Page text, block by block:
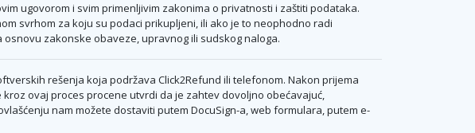
ugovorom i svim primenljivim zakonima o privatnosti i zaštiti podataka.
svrhom za koju su podaci prikupljeni, ili ako je to neophodno radi
zakonske obaveze, upravnog ili sudskog naloga.
rešenja koja podržava Click2Refund ili telefonom. Nakon prijema
ovaj proces procene utvrdi da je zahtev dovoljno obećavajuć,
nam možete dostaviti putem DocuSign-a, web formulara, putem e-